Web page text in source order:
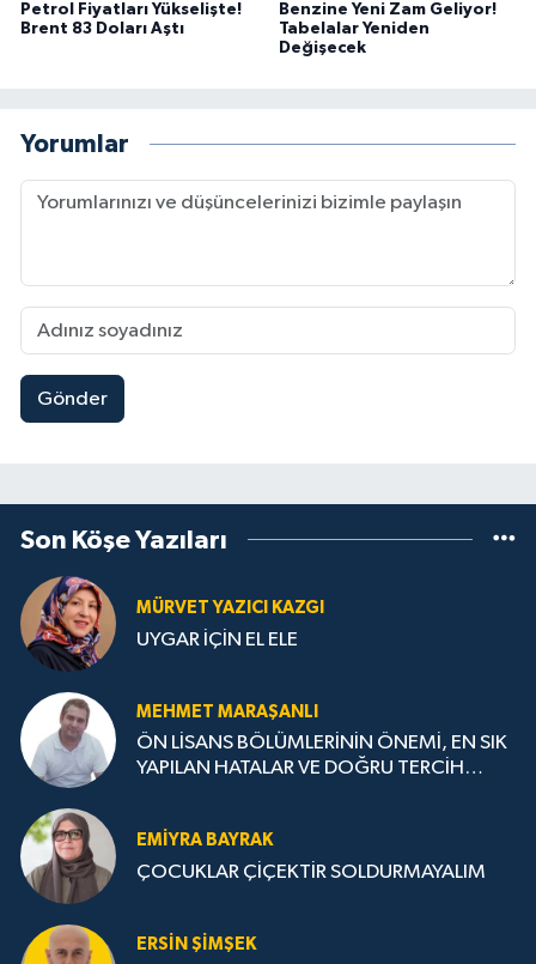
Petrol Fiyatları Yükselişte!
Brent 83 Doları Aştı
Benzine Yeni Zam Geliyor!
Tabelalar Yeniden
Değişecek
Yorumlar
Gönder
Son Köşe Yazıları
MÜRVET YAZICI KAZGI
UYGAR İÇİN EL ELE
MEHMET MARAŞANLI
ÖN LİSANS BÖLÜMLERİNİN ÖNEMİ, EN SIK
YAPILAN HATALAR VE DOĞRU TERCİH
EMIYRA BAYRAK
ÇOCUKLAR ÇİÇEKTİR SOLDURMAYALIM
ERSIN ŞIMŞEK